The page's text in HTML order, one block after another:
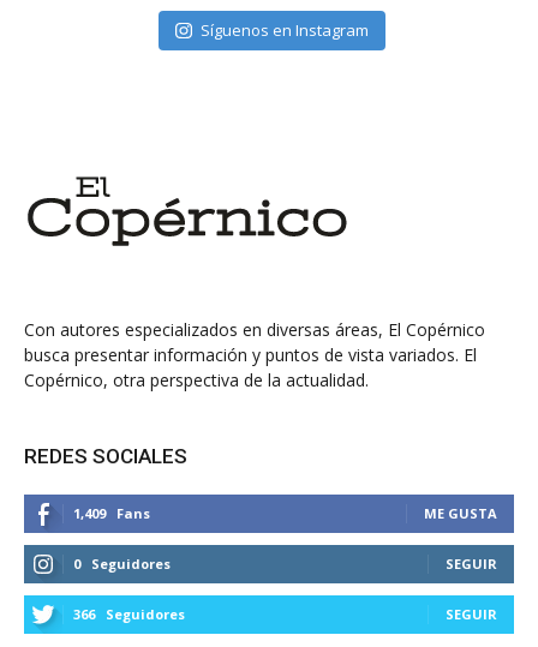
Síguenos en Instagram
Con autores especializados en diversas áreas, El Copérnico
busca presentar información y puntos de vista variados. El
Copérnico, otra perspectiva de la actualidad.
REDES SOCIALES
1,409 Fans ME GUSTA
0 Seguidores SEGUIR
366 Seguidores SEGUIR